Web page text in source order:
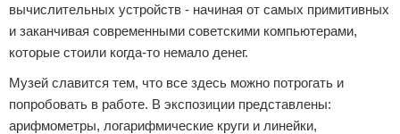
вычислительных устройств - начиная от самых примитивных
и заканчивая современными советскими компьютерами,
которые стоили когда-то немало денег.
Музей славится тем, что все здесь можно потрогать и
попробовать в работе. В экспозиции представлены:
арифмометры, логарифмические круги и линейки,